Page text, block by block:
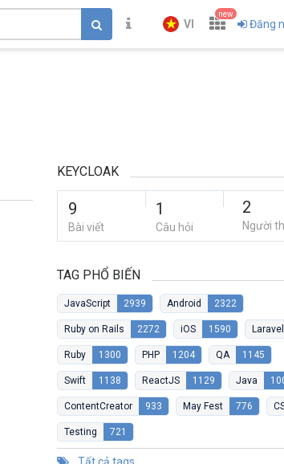
VI
new
Đăng
KEYCLOAK
9
Bài viết
1
Câu hỏi
2
Người
TAG PHỔ BIẾN
JavaScript 2939 Android 2322
Ruby on Rails 2272 iOS 1590 Laravel
Ruby 1300 PHP 1204 QA 1145
Swift 1138 ReactJS 1129 Java
ContentCreator 933 May Fest 776
Testing 721